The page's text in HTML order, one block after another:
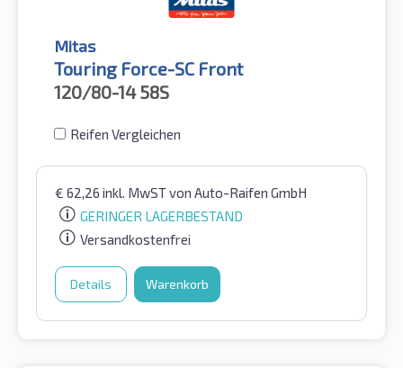
Mitas
Touring Force-SC Front
120/80-14 58S
Reifen Vergleichen
€ 62,26 inkl. MwSTvon Auto-Raifen GmbH
GERINGER LAGERBESTAND
Versandkostenfrei
Details Warenkorb